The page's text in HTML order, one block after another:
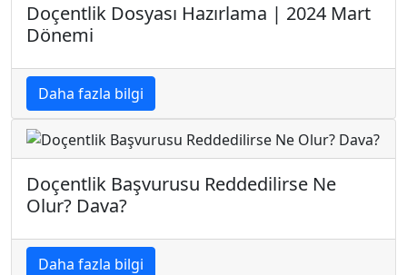
Doçentlik Dosyası Hazırlama | 2024 Mart
Dönemi
Daha fazla bilgi
Doçentlik Başvurusu Reddedilirse Ne
Olur? Dava?
Daha fazla bilgi